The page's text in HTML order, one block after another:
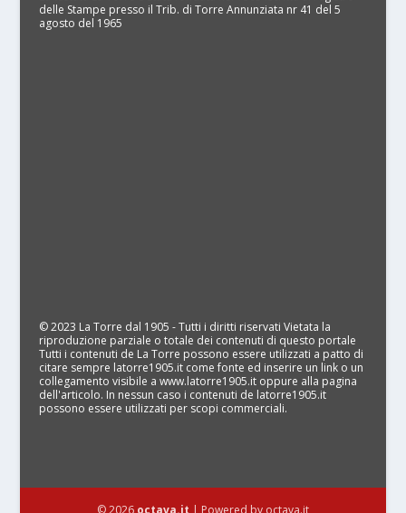
delle Stampe presso il Trib. di Torre Annunziata nr 41 del 5
agosto del 1965
© 2023 La Torre dal 1905 - Tutti i diritti riservati Vietata la
riproduzione parziale o totale dei contenuti di questo portale
Tutti i contenuti de La Torre possono essere utilizzati a patto di
citare sempre latorre1905.it come fonte ed inserire un link o un
collegamento visibile a www.latorre1905.it oppure alla pagina
dell'articolo. In nessun caso i contenuti de latorre1905.it
possono essere utilizzati per scopi commerciali.
© 2026 octava.it | Powered by octava.it